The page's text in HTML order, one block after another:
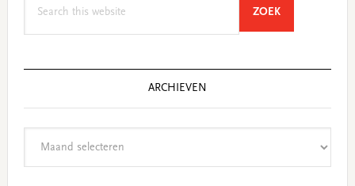
ZOEKSEARCH
ARCHIEVEN